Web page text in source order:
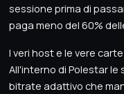
sessione prima di
paga meno del 60%
I veri host e le vere
All'interno di Polestar le
bitrate adattivo che